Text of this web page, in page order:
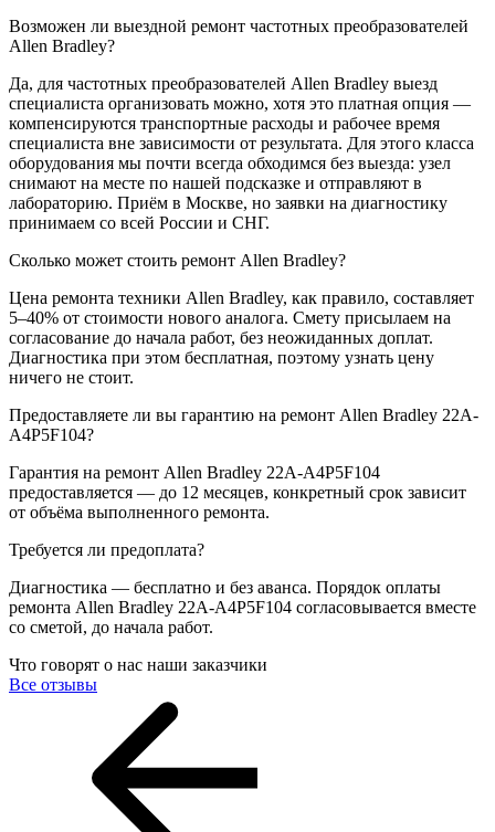
Возможен ли выездной ремонт частотных преобразователей
Allen Bradley?
Да, для частотных преобразователей Allen Bradley выезд
специалиста организовать можно, хотя это платная опция —
компенсируются транспортные расходы и рабочее время
специалиста вне зависимости от результата. Для этого класса
оборудования мы почти всегда обходимся без выезда: узел
снимают на месте по нашей подсказке и отправляют в
лабораторию. Приём в Москве, но заявки на диагностику
принимаем со всей России и СНГ.
Сколько может стоить ремонт Allen Bradley?
Цена ремонта техники Allen Bradley, как правило, составляет
5–40% от стоимости нового аналога. Смету присылаем на
согласование до начала работ, без неожиданных доплат.
Диагностика при этом бесплатная, поэтому узнать цену
ничего не стоит.
Предоставляете ли вы гарантию на ремонт Allen Bradley 22A-
A4P5F104?
Гарантия на ремонт Allen Bradley 22A-A4P5F104
предоставляется — до 12 месяцев, конкретный срок зависит
от объёма выполненного ремонта.
Требуется ли предоплата?
Диагностика — бесплатно и без аванса. Порядок оплаты
ремонта Allen Bradley 22A-A4P5F104 согласовывается вместе
со сметой, до начала работ.
Что говорят о нас наши заказчики
Все отзывы